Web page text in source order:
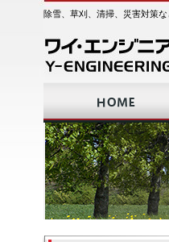
除雪、草刈、清掃、災害対策